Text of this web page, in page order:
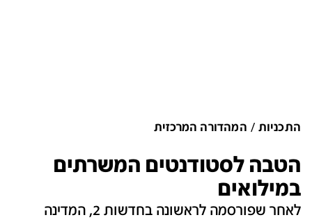
התכניות המהדורה המרכזית
הטבה לסטודנטים המשרתים
במילואים
לאחר שפורסמה לראשונה בחדשות 2, המדינה